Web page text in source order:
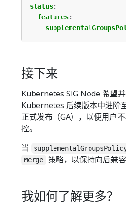
status:
features:
接下来
Kubernetes SIG Node 希望
Kubernetes 后续版本中进阶
正式发布（GA），以便用户
控。
当
Merge 策略，以保持向后兼容
我如何了解更多？